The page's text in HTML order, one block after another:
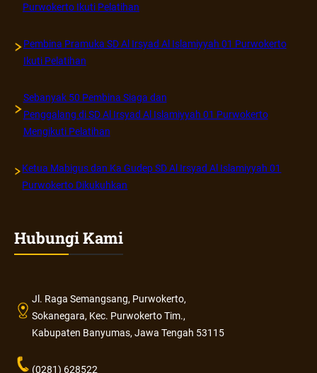
Purwokerto Ikuti Pelatihan
Pembina Pramuka SD Al Irsyad Al Islamiyyah 01 Purwokerto
Ikuti Pelatihan
Sebanyak 50 Pembina Siaga dan
Penggalang di SD Al Irsyad Al Islamiyyah 01 Purwokerto
Mengikuti Pelatihan
Ketua Mabigus dan Ka Gudep SD Al Irsyad Al Islamiyyah 01
Purwokerto Dikukuhkan
Hubungi Kami
Jl. Raga Semangsang, Purwokerto,
Sokanegara, Kec. Purwokerto Tim.,
Kabupaten Banyumas, Jawa Tengah 53115
(0281) 628522